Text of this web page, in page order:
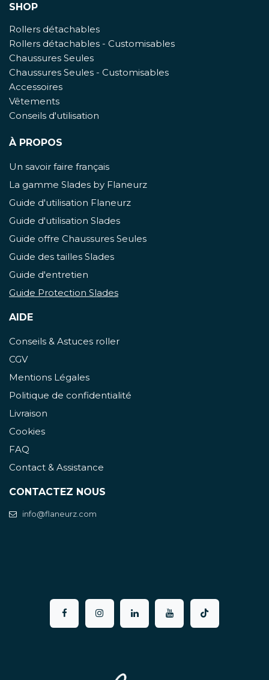
SHOP
Rollers détachables
Rollers détachables - Customisables
Chaussures Seules
Chaussures Seules - Customisables
Accessoires
Vêtements
Conseils d'utilisation
À PROPOS
Un savoir faire français
La gamme Slades by Flaneurz
Guide d'utilisation Flaneurz
Guide d'utilisation Slades
Guide offre Chaussures Seules
Guide des tailles Slades
Guide d'entretien
Guide Protection Slades
AIDE
Conseils & Astuces roller
CGV
Mentions Légales
Politique de confidentialité
Livraison
Cookies
FAQ
Contact & Assistance
CONTACTEZ NOUS
info@flaneurz.com